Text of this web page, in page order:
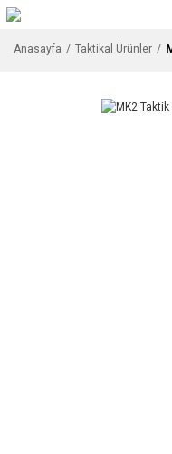
Anasayfa Taktikal Ürünler